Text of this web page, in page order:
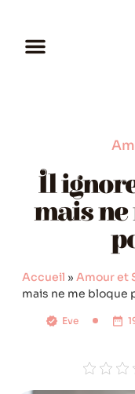
Il
mais ne
Accueil » Amour et
mais ne me bloque
Eve